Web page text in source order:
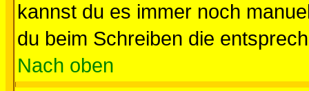
kannst du es immer noch
du beim Schreiben die
Nach oben